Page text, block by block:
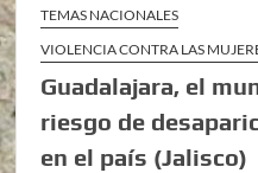
TEMAS NACIONALES
VIOLENCIA CONTRA LAS
Guadalajara, el
riesgo de
en el país (Jalisco)